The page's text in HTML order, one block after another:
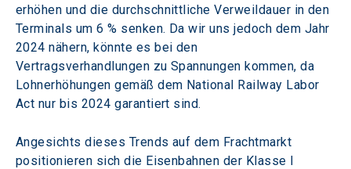
erhöhen und die durchschnittliche Verweildauer in den
Terminals um 6 % senken. Da wir uns jedoch dem Jahr
2024 nähern, könnte es bei den
Vertragsverhandlungen zu Spannungen kommen, da
Lohnerhöhungen gemäß dem National Railway Labor
Act nur bis 2024 garantiert sind.
Angesichts dieses Trends auf dem Frachtmarkt
positionieren sich die Eisenbahnen der Klasse I